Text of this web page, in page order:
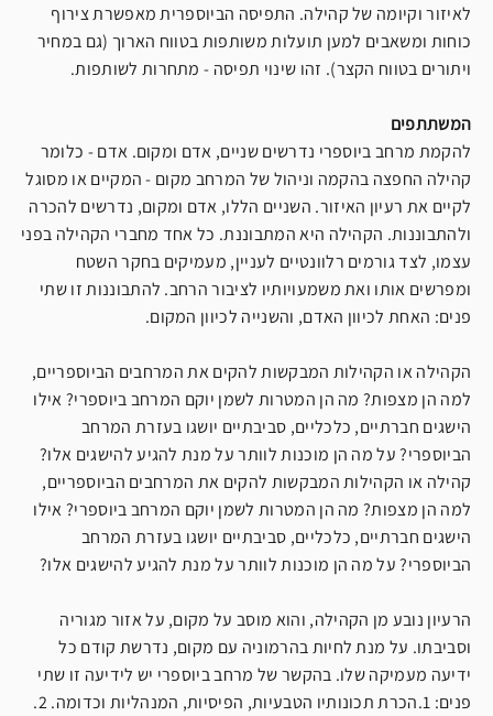
לאיזור וקיומה של קהילה. התפיסה הביוספרית מאפשרת צירוף
כוחות ומשאבים למען תועלות משותפות בטווח הארוך (גם במחיר
ויתורים בטווח הקצר). זהו שינוי תפיסה - מתחרות לשותפות.
המשתתפים
להקמת מרחב ביוספרי נדרשים שניים, אדם ומקום. אדם - כלומר
קהילה החפצה בהקמה וניהול של המרחב מקום - המקיים או מסוגל
לקיים את רעיון האיזור. השניים הללו, אדם ומקום, נדרשים להכרה
ולהתבוננות. הקהילה היא המתבוננת. כל אחד מחברי הקהילה בפני
עצמו, לצד גורמים רלוונטיים לעניין, מעמיקים בחקר השטח
ומפרשים אותו ואת משמעויותיו לציבור הרחב. להתבוננות זו שתי
פנים: האחת לכיוון האדם, והשנייה לכיוון המקום.
הקהילה או הקהילות המבקשות להקים את המרחבים הביוספריים,
למה הן מצפות? מה הן המטרות לשמן יוקם המרחב ביוספרי? אילו
הישגים חברתיים, כלכליים, סביבתיים יושגו בעזרת המרחב
הביוספרי? על מה הן מוכנות לוותר על מנת להגיע להישגים אלו?
קהילה או הקהילות המבקשות להקים את המרחבים הביוספריים,
למה הן מצפות? מה הן המטרות לשמן יוקם המרחב ביוספרי? אילו
הישגים חברתיים, כלכליים, סביבתיים יושגו בעזרת המרחב
הביוספרי? על מה הן מוכנות לוותר על מנת להגיע להישגים אלו?
הרעיון נובע מן הקהילה, והוא מוסב על מקום, על אזור מגוריה
וסביבתו. על מנת לחיות בהרמוניה עם מקום, נדרשת קודם כל
ידיעה מעמיקה שלו. בהקשר של מרחב ביוספרי יש לידיעה זו שתי
פנים: 1.הכרת תכונותיו הטבעיות, הפיסיות, המנהליות וכדומה. 2.